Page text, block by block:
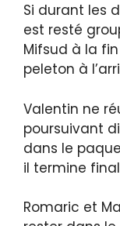
Si durant les
est resté
Mifsud à la
peleton à
Valentin ne
poursuivant
dans le
il termine
Romaric et